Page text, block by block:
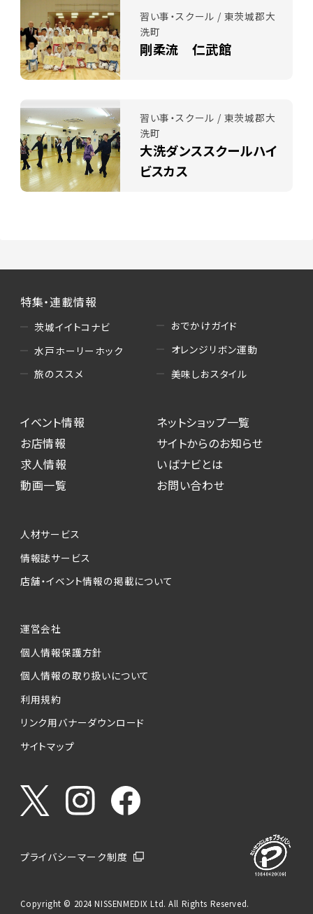
習い事・スクール / 東茨城郡大
洗町
剛柔流 仁武館
習い事・スクール / 東茨城郡大
洗町
大洗ダンススクールハイ
ビスカス
特集・連載情報
茨城イイトコナビ
水戸ホーリーホック
旅のススメ
おでかけガイド
オレンジリボン運動
美味しおスタイル
イベント情報
お店情報
求人情報
動画一覧
ネットショップ一覧
サイトからのお知らせ
いばナビとは
お問い合わせ
人材サービス
情報誌サービス
店舗・イベント情報の掲載について
運営会社
個人情報保護方針
個人情報の取り扱いについて
利用規約
リンク用バナーダウンロード
サイトマップ
プライバシーマーク制度
Copyright © 2024 NISSENMEDIX Ltd. All Rights Reserved.